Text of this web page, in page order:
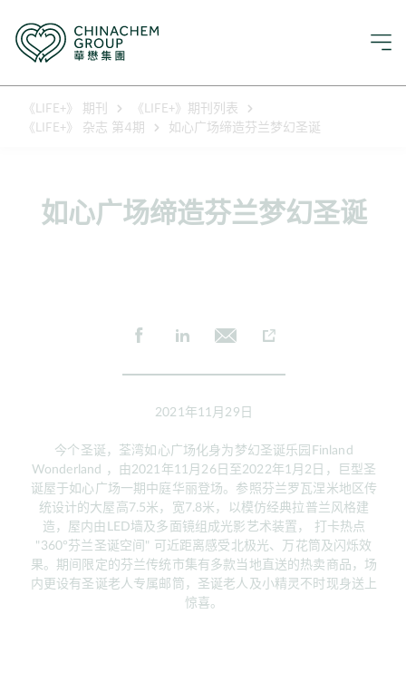
《LIFE+》 期刊
《LIFE+》期刊列表
《LIFE+》 杂志 第4期
如心广场缔造芬兰梦幻圣诞
如心广场缔造芬兰梦幻圣诞
2021年11月29日
今个圣诞，荃湾如心广场化身为梦幻圣诞乐园Finland
Wonderland ，由2021年11月26日至2022年1月2日，巨型圣
诞屋于如心广场一期中庭华丽登场。参照芬兰罗瓦涅米地区传
统设计的大屋高7.5米，宽7.8米，以模仿经典拉普兰风格建
造，屋内由LED墙及多面镜组成光影艺术装置， 打卡热点
"360°芬兰圣诞空间" 可近距离感受北极光、万花筒及闪烁效
果。期间限定的芬兰传统市集有多款当地直送的热卖商品，场
内更设有圣诞老人专属邮筒，圣诞老人及小精灵不时现身送上
惊喜。